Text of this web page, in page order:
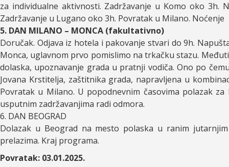
za individualne aktivnosti. Zadržavanje u Komo oko 3h.
Zadržavanje u Lugano oko 3h. Povratak u Milano. Noćenje
5. DAN MILANO – MONCA (fakultativno)
Doručak. Odjava iz hotela i pakovanje stvari do 9h.
Monca, uglavnom prvo pomislimo na trkačku stazu.
dolaska, upoznavanje grada u pratnji vodiča. Ono po
Jovana Krstitelja, zaštitnika grada, napravljena u
Povratak u Milano. U popodnevnim časovima polazak
usputnim zadržavanjima radi odmora.
6. DAN BEOGRAD
Dolazak u Beograd na mesto polaska u ranim
prelazima. Kraj programa.
Povratak: 03.01.2025.